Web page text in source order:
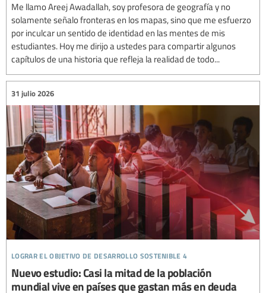
Me llamo Areej Awadallah, soy profesora de geografía y no
solamente señalo fronteras en los mapas, sino que me esfuerzo
por inculcar un sentido de identidad en las mentes de mis
estudiantes. Hoy me dirijo a ustedes para compartir algunos
capítulos de una historia que refleja la realidad de todo...
lograr el objetivo de desarrollo sostenible 4
31 julio 2026
Nuevo estudio: Casi la mitad de la población
mundial vive en países que gastan más en deuda